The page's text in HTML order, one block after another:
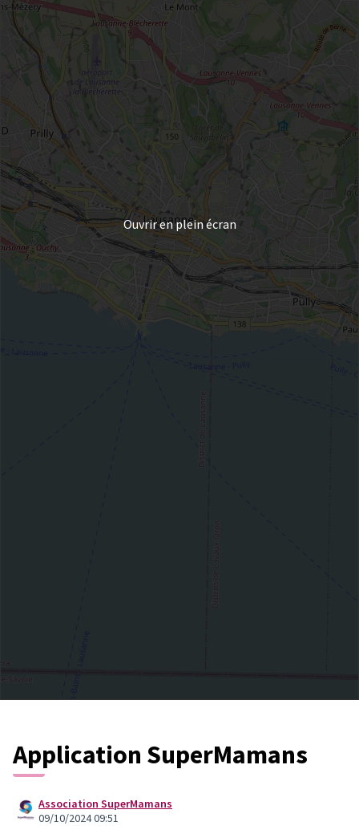
Ouvrir en plein écran
Application SuperMamans
Association SuperMamans
09/10/2024 09:51